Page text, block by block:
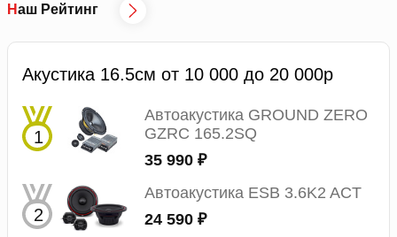
Наш Рейтинг
Акустика 16.5см от 10 000 до 20 000р
Автоакустика GROUND ZERO
GZRC 165.2SQ
35 990 ₽
Автоакустика ESB 3.6K2 ACT
24 590 ₽